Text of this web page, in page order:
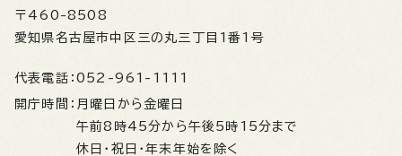
〒460-8508
愛知県名古屋市中区三の丸三丁目1番1号
代表電話： 052-961-1111
開庁時間： 月曜日から金曜日
午前8時45分から午後5時15分まで
休日・祝日・年末年始を除く